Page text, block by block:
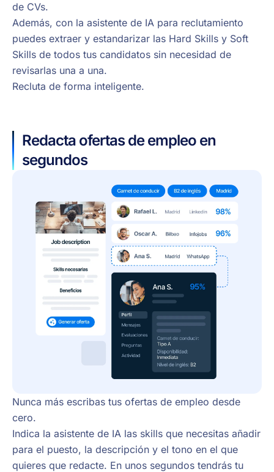
de CVs.
Además, con la asistente de IA para reclutamiento
puedes extraer y estandarizar las Hard Skills y Soft
Skills de todos tus candidatos sin necesidad de
revisarlas una a una.
Recluta de forma inteligente.
Redacta ofertas de empleo en
segundos
Nunca más escribas tus ofertas de empleo desde
cero.
Indica la asistente de IA las skills que necesitas añadir
para el puesto, la descripción y el tono en el que
quieres que redacte. En unos segundos tendrás tu